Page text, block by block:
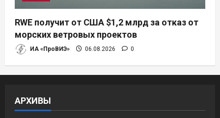
RWE получит от США $1,2 млрд за отказ от
морских ветровых проектов
ИА «ПроВИЭ» 06.08.2026 0
АРХИВЫ